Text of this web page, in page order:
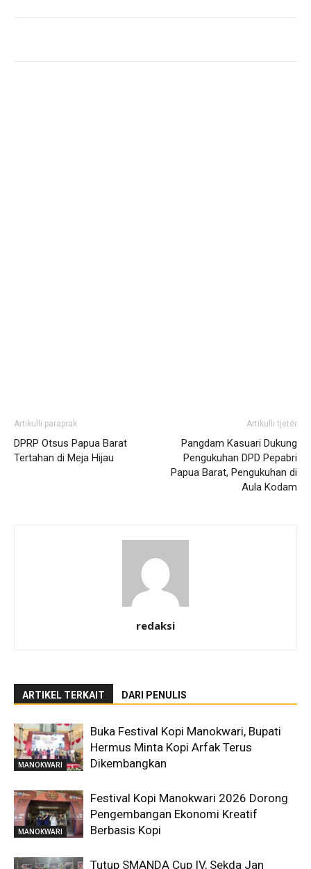
Artikulli paraprak
DPRP Otsus Papua Barat
Tertahan di Meja Hijau
Artikulli tjetër
Pangdam Kasuari Dukung
Pengukuhan DPD Pepabri
Papua Barat, Pengukuhan di
Aula Kodam
redaksi
ARTIKEL TERKAIT DARI PENULIS
MANOKWARI
Buka Festival Kopi Manokwari, Bupati
Hermus Minta Kopi Arfak Terus
Dikembangkan
MANOKWARI
Festival Kopi Manokwari 2026 Dorong
Pengembangan Ekonomi Kreatif
Berbasis Kopi
Tutup SMANDA Cup IV, Sekda Jan